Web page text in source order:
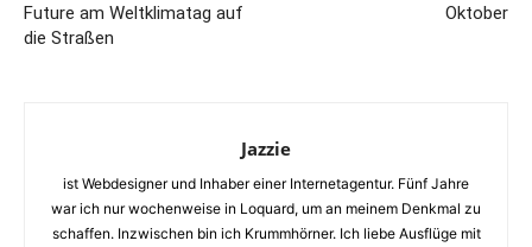
Future am Weltklimatag auf
die Straßen
Oktober
Jazzie
ist Webdesigner und Inhaber einer Internetagentur. Fünf Jahre
war ich nur wochenweise in Loquard, um an meinem Denkmal zu
schaffen. Inzwischen bin ich Krummhörner. Ich liebe Ausflüge mit